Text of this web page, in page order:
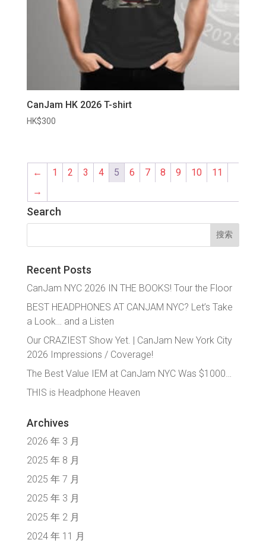
CanJam HK 2026 T-shirt
HK$300
← 1 2 3 4 5 6 7 8 9 10
11
→
Search
搜
Recent Posts
CanJam NYC 2026 IN THE BOOKS! Tour the Floor
BEST HEADPHONES AT CANJAM NYC? Let’s Take
a Look… and a Listen
Our CRAZIEST Show Yet. | CanJam New York City
2026 Impressions / Coverage!
The Best Value IEM at CanJam NYC Was $1000…
THIS is Headphone Heaven
Archives
2026 年 3 月
2025 年 8 月
2025 年 7 月
2025 年 3 月
2025 年 2 月
2024 年 11 月